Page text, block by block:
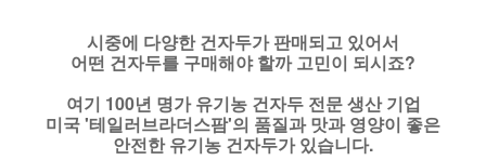
시중에 다양한 건자두가 판매되고 있어서
어떤 건자두를 구매해야 할까 고민이 되시죠?
여기 100년 명가 유기농 건자두 전문 생산 기업
미국 '테일러브라더스팜'의 품질과 맛과 영양이 좋은
안전한 유기농 건자두가 있습니다.